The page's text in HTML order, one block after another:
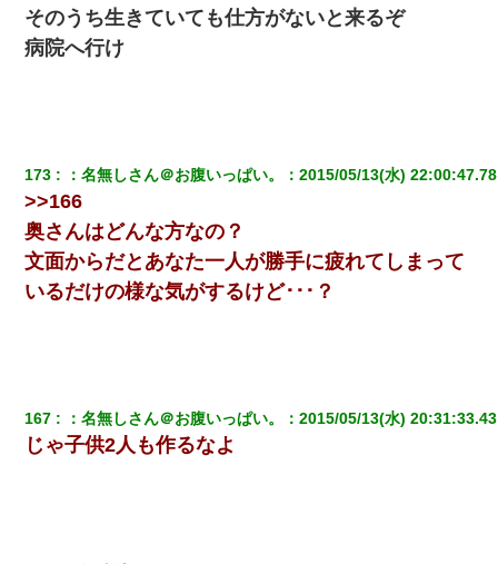
我が家のガレージに見知らぬ車。俺「もしもし、玄関にもシャッ
ターリモコンあるだろ？DOWNのボタン押してｗ」→ 待つこと１
って知ってるの？」相手『 』結果→
旦那が長男のDNA鑑定をしたら血縁関係0%だった。旦那「やっぱ
りウワキしてたんだな…」長男「俺は誰の子供なの？」長女・次
男「ウワキ女！」
【画像】女の子「お母さん！！私ようやくファッションモデルに
そのうち生きていても仕方がないと来るぞ
病院へ行け
173 ：名無しさん＠お腹いっぱい。 ：2015/05/13(水)
>>166
奥さんはどんな方なの？
文面からだとあなた一人が勝手に疲れてしまって
いるだけの様な気がするけど･･･？
167 ：名無しさん＠お腹いっぱい。 ：2015/05/13(水)
じゃ子供2人も作るなよ